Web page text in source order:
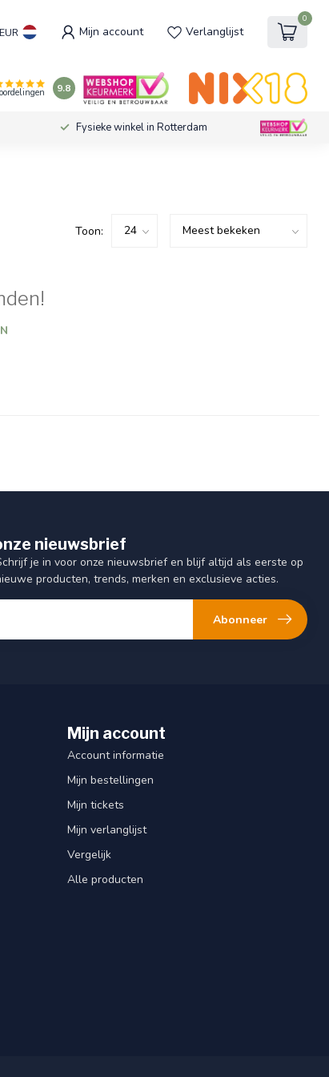
EUR Mijn account Verlanglijst
0
9.8
Fysieke winkel in Rotterdam
Toon:
nieuwsbrief
je in voor onze nieuwsbrief en blijf altijd als eerste op
producten, trends, merken en exclusieve acties.
Abonneer
Mijn account
Account informatie
Mijn bestellingen
Mijn tickets
Mijn verlanglijst
Vergelijk
Alle producten